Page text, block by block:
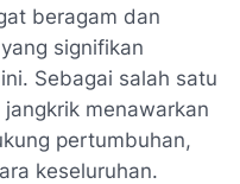
beragam dan
signifikan
Sebagai salah satu
menawarkan
pertumbuhan,
keseluruhan.